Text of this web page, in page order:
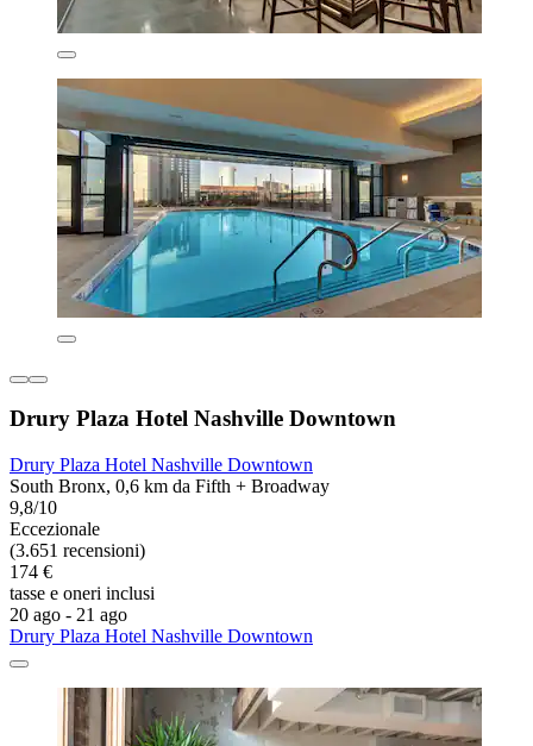
Drury Plaza Hotel Nashville Downtown
Drury Plaza Hotel Nashville Downtown
South Bronx, 0,6 km da Fifth + Broadway
9,8/10
Eccezionale
(3.651 recensioni)
174 €
tasse e oneri inclusi
20 ago - 21 ago
Drury Plaza Hotel Nashville Downtown